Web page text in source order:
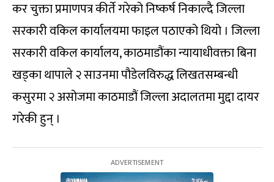
कर चुक्ता प्रमाणपत्र कीर्ते गरेको निष्कर्ष निकाल्दै जिल्ला
सरकारी वकिल कार्यालयमा फाइल पठाएको थियो । जिल्ला
सरकारी वकिल कार्यालय, काठमाडौंका न्यायाधीवक्ता बिना
खड्का थापाले २ साउनमा पौडेलविरुद्ध लिखतसम्बन्धी
कसुरमा २ असोजमा काठमाडौं जिल्ला अदालतमा मुद्दा दायर
गरेकी हुन् ।